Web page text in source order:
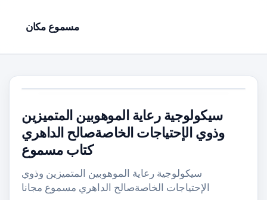
مسموع مكان
سيكولوجية رعاية الموهوبين المتميزين
وذوي الإحتياجات الخاصةصالح الداهري
كتاب مسموع
سيكولوجية رعاية الموهوبين المتميزين وذوي
الإحتياجات الخاصةصالح الداهري مسموع مجانا